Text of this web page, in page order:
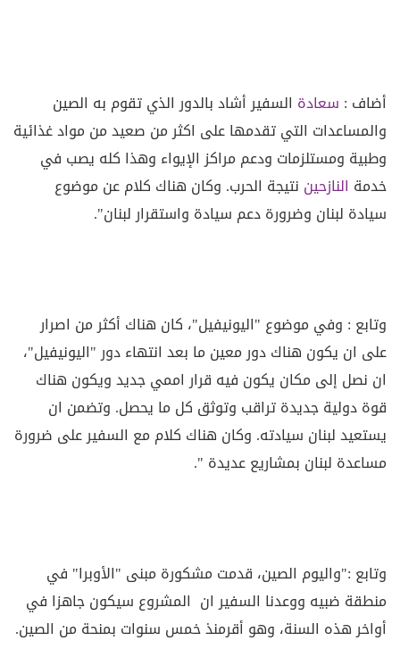
أضاف : سعادة السفير أشاد بالدور الذي تقوم به الصين
والمساعدات التي تقدمها على اكثر من صعيد من مواد غذائية
وطبية ومستلزمات ودعم مراكز الإيواء وهذا كله يصب في
خدمة النازحين نتيجة الحرب. وكان هناك كلام عن موضوع
سيادة لبنان وضرورة دعم سيادة واستقرار لبنان".
وتابع : وفي موضوع "اليونيفيل"، كان هناك أكثر من اصرار
على ان يكون هناك دور معين ما بعد انتهاء دور "اليونيفيل"،
ان نصل إلى مكان يكون فيه قرار اممي جديد ويكون هناك
قوة دولية جديدة تراقب وتوثق كل ما يحصل. وتضمن ان
يستعيد لبنان سيادته. وكان هناك كلام مع السفير على ضرورة
مساعدة لبنان بمشاريع عديدة ".
وتابع :"واليوم الصين، قدمت مشكورة مبنى "الأوبرا" في
منطقة ضبيه ووعدنا السفير ان المشروع سيكون جاهزا في
أواخر هذه السنة، وهو أقرمنذ خمس سنوات بمنحة من الصين.